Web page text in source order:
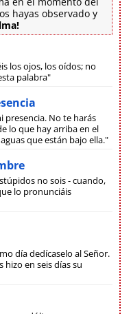
hayas observado y
los ojos, los oídos; no
palabra"
presencia. No te harás
lo que hay arriba en el
que están bajo ella."
no sois - cuando,
lo pronunciáis
día dedícaselo al Señor.
hizo en seis días su